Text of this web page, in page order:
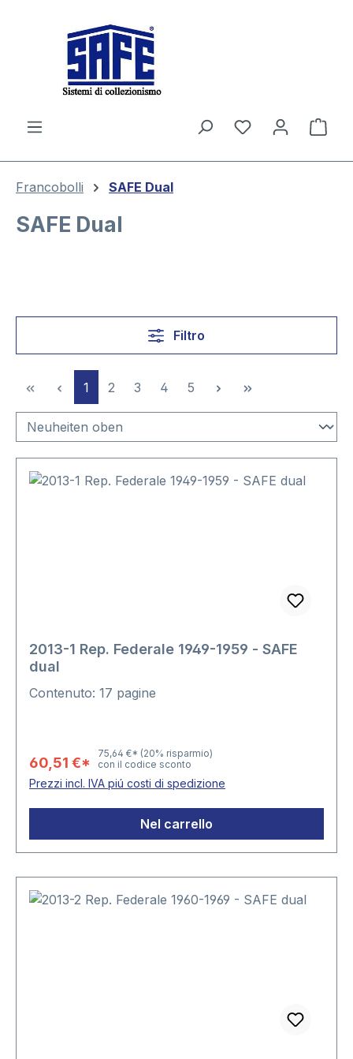
Il
Francobolli SAFE Dual
SAFE Dual
Filtro
Pagina
1 Pagina
2 Pagina
3 Pagina
4 Pagina
5
2013-1 Rep. Federale 1949-1959 - SAFE
dual
Contenuto: 17 pagine
60,51 €*
75,64 €* (20% risparmio)
con il codice sconto
Prezzi incl. IVA piú costi di spedizione
Nel carrello